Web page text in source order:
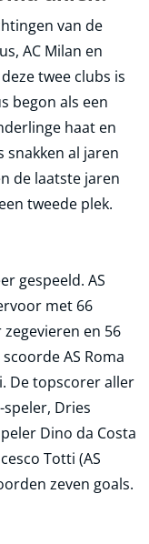
van de
AC Milan en
twee clubs is
begon als een
haat en
snakken al jaren
de laatste jaren
tweede plek.
gespeeld. AS
met 66
en 56
AS Roma
De topscorer aller
Dries
Dino da Costa
Totti (AS
zeven goals.